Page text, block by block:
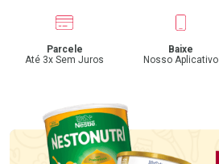
Parcele
Até 3x Sem Juros
Baixe
Nosso Aplicativo